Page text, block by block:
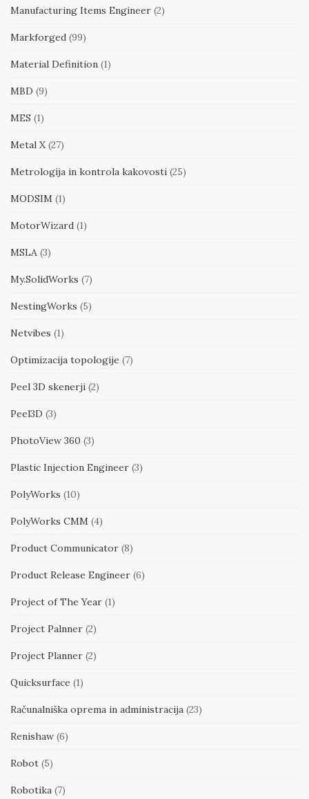
Manufacturing Items Engineer (2)
Markforged (99)
Material Definition (1)
MBD (9)
MES (1)
Metal X (27)
Metrologija in kontrola kakovosti (25)
MODSIM (1)
MotorWizard (1)
MSLA (3)
My.SolidWorks (7)
NestingWorks (5)
Netvibes (1)
Optimizacija topologije (7)
Peel 3D skenerji (2)
Peel3D (3)
PhotoView 360 (3)
Plastic Injection Engineer (3)
PolyWorks (10)
PolyWorks CMM (4)
Product Communicator (8)
Product Release Engineer (6)
Project of The Year (1)
Project Palnner (2)
Project Planner (2)
Quicksurface (1)
Računalniška oprema in administracija (23)
Renishaw (6)
Robot (5)
Robotika (7)